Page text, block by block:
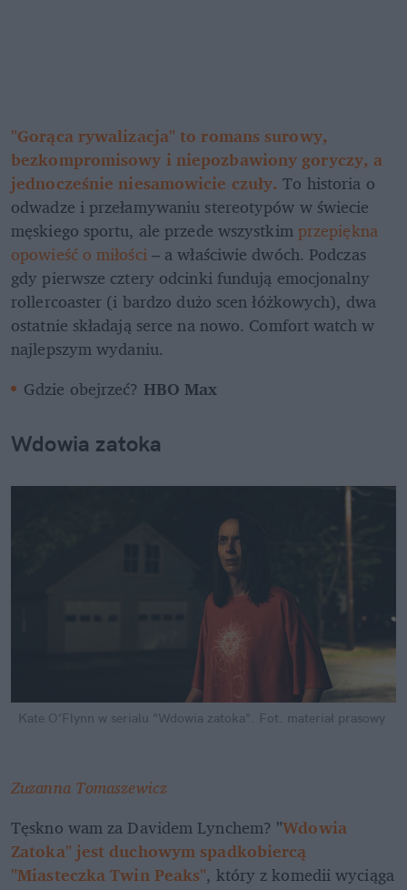
"Gorąca rywalizacja" to romans surowy,
bezkompromisowy i niepozbawiony goryczy, a
jednocześnie niesamowicie czuły. To historia o
odwadze i przełamywaniu stereotypów w świecie
męskiego sportu, ale przede wszystkim przepiękna
opowieść o miłości – a właściwie dwóch. Podczas
gdy pierwsze cztery odcinki fundują emocjonalny
rollercoaster (i bardzo dużo scen łóżkowych), dwa
ostatnie składają serce na nowo. Comfort watch w
najlepszym wydaniu.
Gdzie obejrzeć? HBO Max
Wdowia zatoka
Kate O’Flynn w serialu "Wdowia zatoka". Fot. materiał prasowy
Zuzanna Tomaszewicz
Tęskno wam za Davidem Lynchem? "Wdowia
Zatoka" jest duchowym spadkobiercą
"Miasteczka Twin Peaks", który z komedii wyciąga